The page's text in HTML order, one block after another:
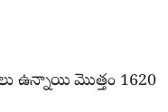
ఉన్నాయి మొత్తం 1620